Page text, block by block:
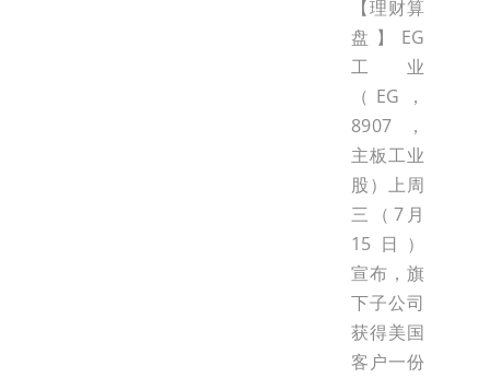
【理财算
盘】EG
工业
（EG，
8907，
主板工业
股）上周
三（7月
15日）
宣布，旗
下子公司
获得美国
客户一份